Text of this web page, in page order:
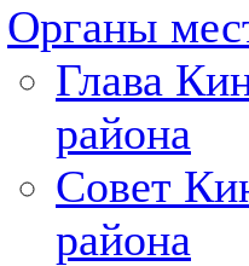
Органы
Глава
района
Совет
района